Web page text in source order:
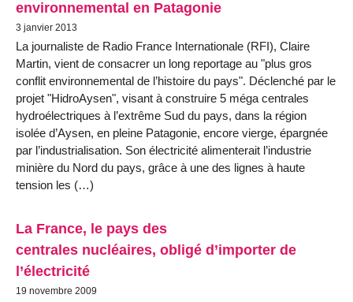
environnemental en Patagonie
3 janvier 2013
La journaliste de Radio France Internationale (RFI), Claire
Martin, vient de consacrer un long reportage au "plus gros
conflit environnemental de l’histoire du pays". Déclenché par le
projet "HidroAysen", visant à construire 5 méga centrales
hydroélectriques à l’extrême Sud du pays, dans la région
isolée d’Aysen, en pleine Patagonie, encore vierge, épargnée
par l’industrialisation. Son électricité alimenterait l’industrie
minière du Nord du pays, grâce à une des lignes à haute
tension les (…)
La France, le pays des
centrales nucléaires, obligé d’importer de
l’électricité
19 novembre 2009